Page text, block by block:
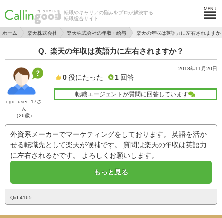
転職やキャリアの悩みをプロが解決する
転職総合サイト
ホーム 楽天株式会社 楽天株式会社の年収・給与 楽天の年収は英語力に左右されますか
楽天の年収は英語力に左右されますか？
cgd_user_17さ
ん
（26歳）
2018年11月20日
0 役にたった 1 回答
転職エージェントが質問に回答しています
外資系メーカーでマーケティングをしております。 英語を活か
せる転職先として楽天が候補です。 質問は楽天の年収は英語力
に左右されるかです。 よろしくお願いします。
もっと見る
Qid:4165